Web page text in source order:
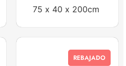
75 x 40 x 200cm
REBAJADO